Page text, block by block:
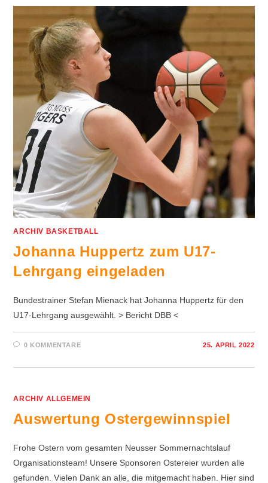
ARCHIV BASKETBALL
Johanna Huppertz zum U17-
Lehrgang eingeladen
Bundestrainer Stefan Mienack hat Johanna Huppertz für den
U17-Lehrgang ausgewählt. > Bericht DBB <
0 KOMMENTARE 25. APRIL 2022
ARCHIV ALLGEMEIN
Auswertung Ostergewinnspiel
Frohe Ostern vom gesamten Neusser Sommernachtslauf
Organisationsteam! Unsere Sponsoren Ostereier wurden alle
gefunden. Vielen Dank an alle, die mitgemacht haben. Hier sind